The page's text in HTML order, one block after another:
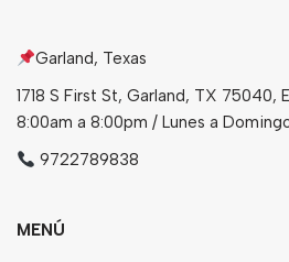
Garland, Texas
1718 S First St, Garland, TX 75040,
8:00am a 8:00pm / Lunes a
9722789838
MENÚ